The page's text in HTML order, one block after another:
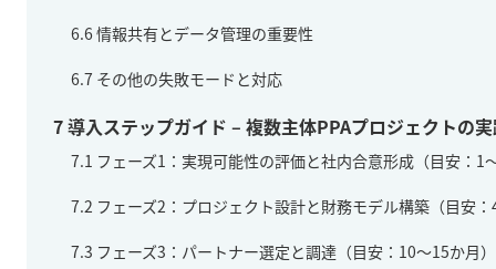
6.6情報共有とデータ管理の重要性
6.7 その他の失敗モードと対応
7導入ステップガイド – 複数主体PPAプロジェクトの
7.1 フェーズ1：実現可能性の評価と社内合意形成（目安：1
7.2 フェーズ2：プロジェクト設計と財務モデル構築（目安
7.3 フェーズ3：パートナー選定と調達（目安：10～15か月）